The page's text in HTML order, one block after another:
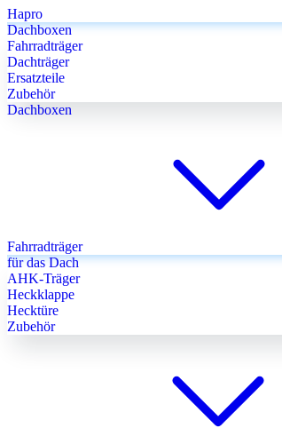
Hapro
Dachboxen
Fahrradträger
Dachträger
Ersatzteile
Zubehör
Dachboxen
Fahrradträger
für das Dach
AHK-Träger
Heckklappe
Hecktüre
Zubehör